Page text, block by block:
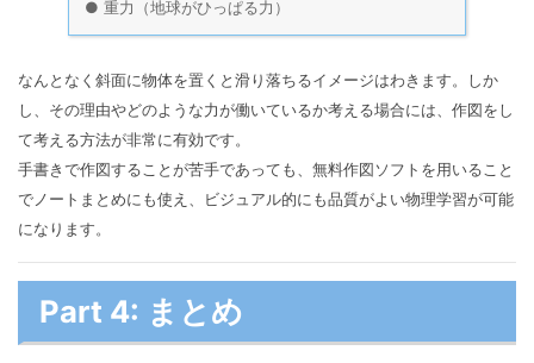
● 重力（地球がひっぱる力）
なんとなく斜面に物体を置くと滑り落ちるイメージはわきます。しか
し、その理由やどのような力が働いているか考える場合には、作図をし
て考える方法が非常に有効です。
手書きで作図することが苦手であっても、無料作図ソフトを用いること
でノートまとめにも使え、ビジュアル的にも品質がよい物理学習が可能
になります。
Part 4: まとめ